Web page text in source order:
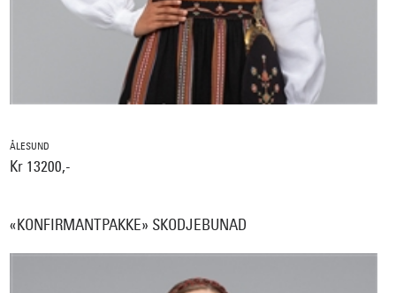
ÅLESUND
Kr 13200,-
«KONFIRMANTPAKKE» SKODJEBUNAD